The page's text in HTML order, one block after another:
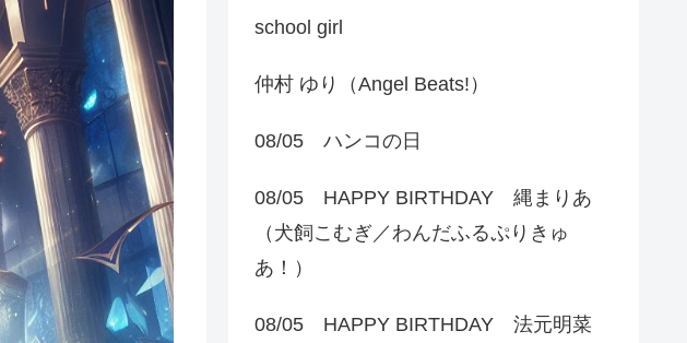
school girl
仲村 ゆり（Angel Beats!）
08/05 ハンコの日
08/05 HAPPY BIRTHDAY 縄まりあ
（犬飼こむぎ／わんだふるぷりきゅ
あ！）
08/05 HAPPY BIRTHDAY 法元明菜